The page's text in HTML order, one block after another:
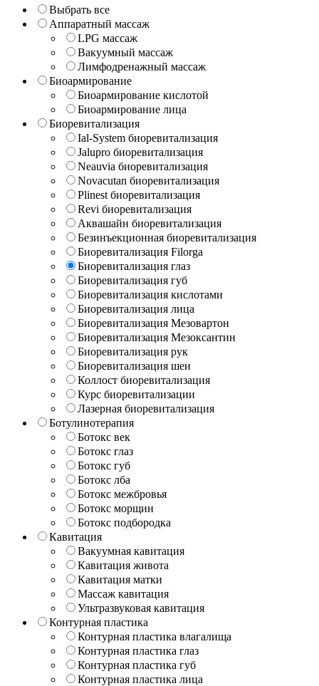
Выбрать все
Аппаратный массаж
LPG массаж
Вакуумный массаж
Лимфодренажный массаж
Биоармирование
Биоармирование кислотой
Биоармирование лица
Биоревитализация
Ial-System биоревитализация
Jalupro биоревитализация
Neauvia биоревитализация
Novacutan биоревитализация
Plinest биоревитализация
Revi биоревитализация
Аквашайн биоревитализация
Безинъекционная биоревитализация
Биоревитализация Filorga
Биоревитализация глаз
Биоревитализация губ
Биоревитализация кислотами
Биоревитализация лица
Биоревитализация Мезовартон
Биоревитализация Мезоксантин
Биоревитализация рук
Биоревитализация шеи
Коллост биоревитализация
Курс биоревитализации
Лазерная биоревитализация
Ботулинотерапия
Ботокс век
Ботокс глаз
Ботокс губ
Ботокс лба
Ботокс межбровья
Ботокс морщин
Ботокс подбородка
Кавитация
Вакуумная кавитация
Кавитация живота
Кавитация матки
Массаж кавитация
Ультразвуковая кавитация
Контурная пластика
Контурная пластика влагалища
Контурная пластика глаз
Контурная пластика губ
Контурная пластика лица